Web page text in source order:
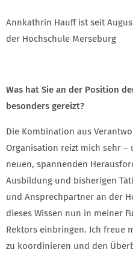
Annkathrin Hauff ist seit
der Hochschule Merseburg
Was hat Sie an der Position
besonders gereizt?
Die Kombination aus
Organisation reizt mich sehr
neuen, spannenden
Ausbildung und bisherigen
und Ansprechpartner an der
dieses Wissen nun in meiner
Rektors einbringen. Ich freue
zu koordinieren und den